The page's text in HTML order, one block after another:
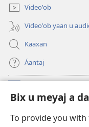
Bix u meyaj a
To provide you
Videoʼob
Videoʼob yaan u
Kaaxan
Áantaj
(opens
new
Biblioteca ich
(opens